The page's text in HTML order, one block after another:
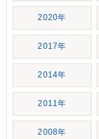
2020年
2017年
2014年
2011年
2008年